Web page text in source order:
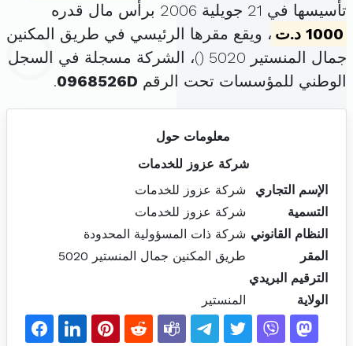
تأسيسها في 21 جويلية 2006 برأس مال قدره
1000 د.ت
، ويقع مقرها الرئيسي في طريق المكنين
جمال المنستير 5020 (
)، الشركة مسجلة في السجل
الوطني للمؤسسات تحت الرقم 0968526D
.
معلومات حول
شركة عزوز للخدمات
الإسم التجاري
شركة عزوز للخدمات
التسمية
شركة عزوز للخدمات
النظام القانوني شركة ذات المسؤولية المحدودة
المقر
طريق المكنين جمال المنستير 5020
الترقيم البريدي
الولاية
المنستير